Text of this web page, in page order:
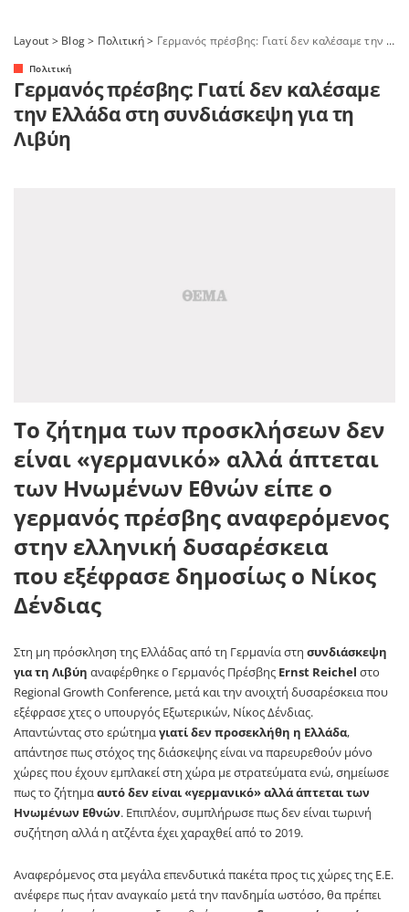
Layout > Blog> Πολιτική> Γερμανός πρέσβης: Γιατί δεν καλέσαμε την Ελλάδα στη συνδιάσκεψη για τη Λιβύη
Πολιτική
Γερμανός πρέσβης: Γιατί δεν καλέσαμε
την Ελλάδα στη συνδιάσκεψη για τη
Λιβύη
Το ζήτημα των προσκλήσεων δεν
είναι «γερμανικό» αλλά άπτεται
των Ηνωμένων Εθνών είπε ο
γερμανός πρέσβης αναφερόμενος
στην ελληνική δυσαρέσκεια
που εξέφρασε δημοσίως ο Νίκος
Δένδιας
Στη μη πρόσκληση της Ελλάδας από τη Γερμανία στη συνδιάσκεψη
για τη Λιβύη αναφέρθηκε ο Γερμανός Πρέσβης Ernst Reichel στο
Regional Growth Conference, μετά και την ανοιχτή δυσαρέσκεια που
εξέφρασε χτες ο υπουργός Εξωτερικών, Νίκος Δένδιας.
Απαντώντας στο ερώτημαγιατί δεν προσεκλήθη η Ελλάδα,
απάντησε πως στόχος της διάσκεψης είναι να παρευρεθούν μόνο
χώρες που έχουν εμπλακεί στη χώρα με στρατεύματα ενώ, σημείωσε
πως το ζήτημααυτό δεν είναι «γερμανικό» αλλά άπτεται των
Ηνωμένων Εθνών. Επιπλέον, συμπλήρωσε πως δεν είναι τωρινή
συζήτηση αλλά η ατζέντα έχει χαραχθεί από το 2019.
Αναφερόμενος στα μεγάλα επενδυτικά πακέτα προς τις χώρες της Ε.Ε.
ανέφερε πως ήταν αναγκαίο μετά την πανδημία ωστόσο, θα πρέπει